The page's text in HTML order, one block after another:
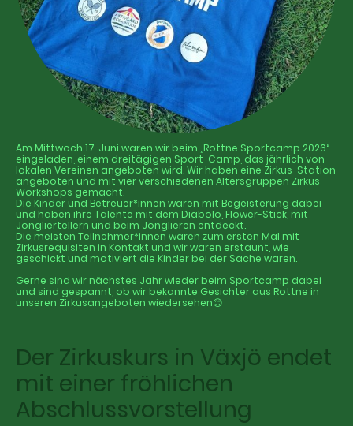
Am Mittwoch 17. Juni waren wir beim „Rottne Sportcamp 2026“
eingeladen, einem dreitägigen Sport-Camp, das jährlich von
lokalen Vereinen angeboten wird. Wir haben eine Zirkus-Station
angeboten und mit vier verschiedenen Altersgruppen Zirkus-
Workshops gemacht.
Die Kinder und Betreuer*innen waren mit Begeisterung dabei
und haben ihre Talente mit dem Diabolo, Flower-Stick, mit
Jongliertellern und beim Jonglieren entdeckt.
Die meisten Teilnehmer*innen waren zum ersten Mal mit
Zirkusrequisiten in Kontakt und wir waren erstaunt, wie
geschickt und motiviert die Kinder bei der Sache waren.
Gerne sind wir nächstes Jahr wieder beim Sportcamp dabei
und sind gespannt, ob wir bekannte Gesichter aus Rottne in
unseren Zirkusangeboten wiedersehen😊
Der Zirkuskurs in Växjö endet
mit einer fröhlichen
Abschlussvorstellung